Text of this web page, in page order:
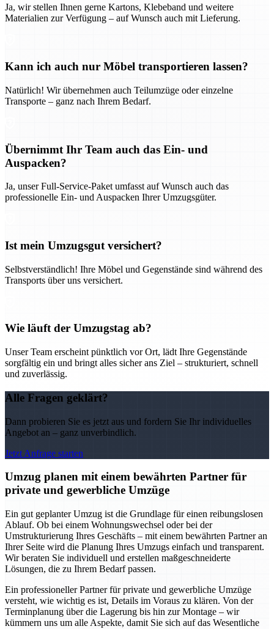
Ja, wir stellen Ihnen gerne Kartons, Klebeband und weitere
Materialien zur Verfügung – auf Wunsch auch mit Lieferung.
Kann ich auch nur Möbel transportieren lassen?
Natürlich! Wir übernehmen auch Teilumzüge oder einzelne
Transporte – ganz nach Ihrem Bedarf.
Übernimmt Ihr Team auch das Ein- und
Auspacken?
Ja, unser Full-Service-Paket umfasst auf Wunsch auch das
professionelle Ein- und Auspacken Ihrer Umzugsgüter.
Ist mein Umzugsgut versichert?
Selbstverständlich! Ihre Möbel und Gegenstände sind während des
Transports über uns versichert.
Wie läuft der Umzugstag ab?
Unser Team erscheint pünktlich vor Ort, lädt Ihre Gegenstände
sorgfältig ein und bringt alles sicher ans Ziel – strukturiert, schnell
und zuverlässig.
Alle Fragen geklärt?
Dann probieren Sie es jetzt aus und fordern Sie Ihr individuelles
Angebot an – ganz unverbindlich.
Jetzt Anfrage starten
Umzug planen mit einem bewährten Partner für
private und gewerbliche Umzüge
Ein gut geplanter Umzug ist die Grundlage für einen reibungslosen
Ablauf. Ob bei einem Wohnungswechsel oder bei der
Umstrukturierung Ihres Geschäfts – mit einem bewährten Partner an
Ihrer Seite wird die Planung Ihres Umzugs einfach und transparent.
Wir beraten Sie individuell und erstellen maßgeschneiderte
Lösungen, die zu Ihrem Bedarf passen.
Ein professioneller Partner für private und gewerbliche Umzüge
versteht, wie wichtig es ist, Details im Voraus zu klären. Von der
Terminplanung über die Lagerung bis hin zur Montage – wir
kümmern uns um alle Aspekte, damit Sie sich auf das Wesentliche